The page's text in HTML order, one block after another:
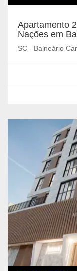
Apartamento
Nações em
SC - Balneário